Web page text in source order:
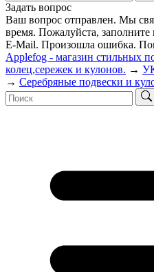
Задать вопрос
Ваш вопрос отправлен. Мы
время. Пожалуйста, заполните
E-Mail. Произошла ошибка.
Applefog - магазин стильных
колец,сережек и кулонов. →
→ Серебряные подвески и